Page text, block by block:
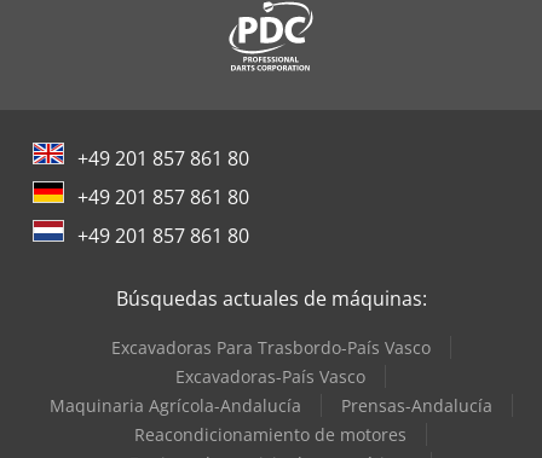
+49 201 857 861 80
+49 201 857 861 80
+49 201 857 861 80
Búsquedas actuales de máquinas:
Excavadoras Para Trasbordo-País Vasco
Excavadoras-País Vasco
Maquinaria Agrícola-Andalucía
Prensas-Andalucía
Reacondicionamiento de motores